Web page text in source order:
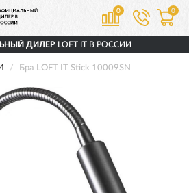
0 0
ДИЛЕРLOFT IT В РОССИИ
Бра LOFT IT Stick 10009SN